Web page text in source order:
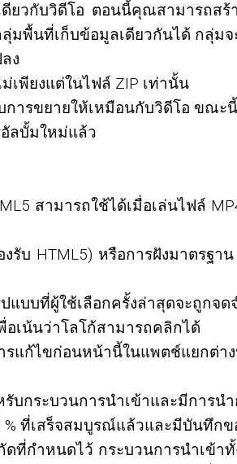
วกับวิดีโอ ตอนนี้คุณสามารถส
มพื้นที่เก็บข้อมูลเดียวกันได้ กลุ่มจ
ง
พียงแต่ในไฟล์ ZIP เท่านั้น
ารขยายให้เหมือนกับวิดีโอ ขณะ
ลบั้มใหม่แล้ว
สามารถใช้ได้เมื่อเล่นไฟล์
บ HTML5) หรือการฝังมาตรฐา
บบที่ผู้ใช้เลือกครั้งล่าสุดจะถูกจด
อเน้นว่าโลโก้สามารถคลิกได้
แก้ไขก่อนหน้านี้ในแพตช์แยกต่า
บกระบวนการนำเข้าและมีการ
ที่เสร็จสมบูรณ์แล้วและมีบันทึก
ดที่กำหนดไว้ กระบวนการนำเ